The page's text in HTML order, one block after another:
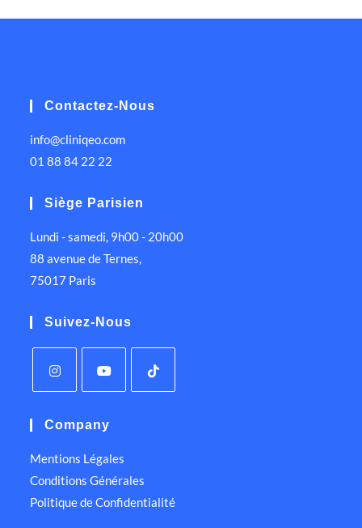
Contactez-Nous
info@cliniqeo.com
01 88 84 22 22
Siège Parisien
Lundi - samedi, 9h00 - 20h00
88 avenue de Ternes,
75017 Paris
Suivez-Nous
Company
Mentions Légales
Conditions Générales
Politique de Confidentialité